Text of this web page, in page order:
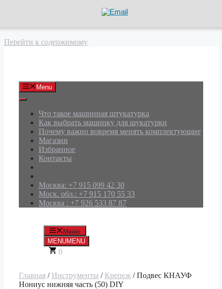
Перейти к содержимому
Menu
Что такое машинная штукатурка
Как выбрать машинку для шукатурки
Почему важно вовремя менять комплектующие
Магазин
Избранное
Контакты
Москва: +7 915 099 42 30
Моск. обл.: +7 915 170 55 33
Москва : +7 926 533 87 87
Меню
MENUMENU
0
Главная / Инструменты / Крепеж / Подвес КНАУФ
Нониус нижняя часть (50) DIY